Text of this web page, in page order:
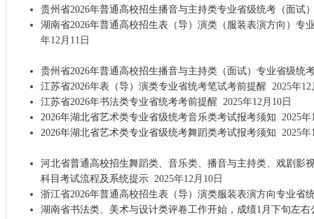
贵州省2026年普通高校招生播音与主持类专业省级统考（面试
湖南省2026年普通高校招生表（导）演类（服装表演方向）专
年12月11日
贵州省2026年普通高校招生播音与主持类（面试）专业省级统
江苏省2026年表（导）演类专业省统考笔试考前提醒 2025年12
江苏省2026年书法类专业省统考考前提醒 2025年12月10日
2026年湖北省艺术类专业省级统考音乐类考试报考须知 2025年
2026年湖北省艺术类专业省级统考舞蹈类考试报考须知 2025年
河北省普通高校招生舞蹈类、音乐类、播音与主持类、戏剧影
科目考试流程及系统提示2025年12月10日
浙江省2026年普通高校招生表（导）演类服装表演方向专业省
湖南省书法类、美术与设计类评卷工作开始，成绩1月下旬左右